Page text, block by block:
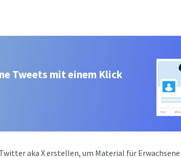
Tweets mit einem Klick
aka X erstellen, um Material für Erwachsene